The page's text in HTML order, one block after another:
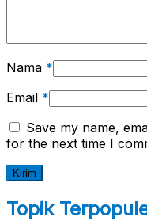
Nama *
Email *
Save my name,
for the next time I
Topik